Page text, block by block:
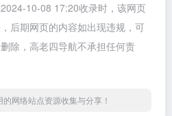
10-08 17:20收录时，该网页
后期网页的内容如出现违规，可
除，高老四导航不承担任何责
网络站点资源收集与分享！